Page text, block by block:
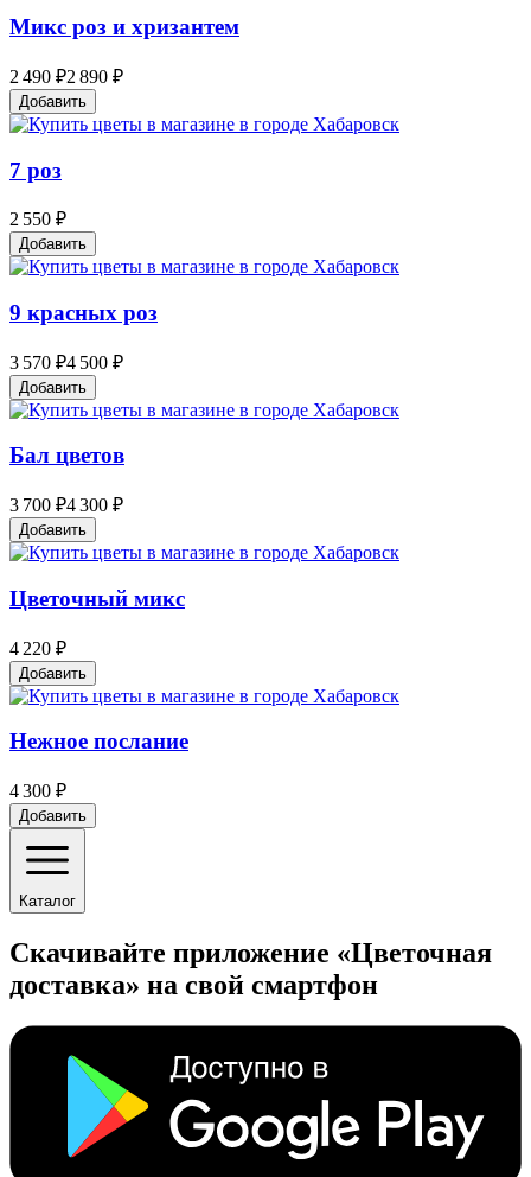
Микс роз и хризантем
2 490 ₽2 890 ₽
Добавить
7 роз
2 550 ₽
Добавить
9 красных роз
3 570 ₽4 500 ₽
Добавить
Бал цветов
3 700 ₽4 300 ₽
Добавить
Цветочный микс
4 220 ₽
Добавить
Нежное послание
4 300 ₽
Добавить
Каталог
Скачивайте приложение «Цветочная
доставка» на свой смартфон